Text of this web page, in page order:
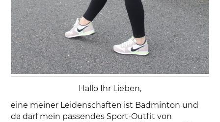
Hallo Ihr Lieben,
eine meiner Leidenschaften ist Badminton und
da darf mein passendes Sport-Outfit von